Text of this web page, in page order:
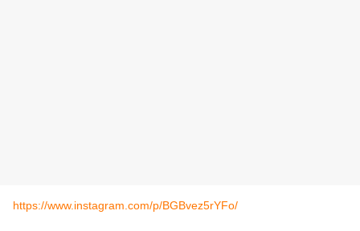
https://www.instagram.com/p/BGBvez5rYFo/